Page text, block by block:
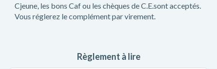
Cjeune, les bons Caf ou les chèques de C.E.sont acceptés.
Vous réglerez le complément par virement.
Règlement à lire